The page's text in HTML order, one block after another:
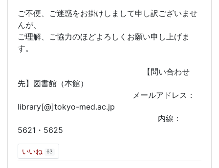
ご不便、ご迷惑をお掛けしまして申し訳ございませ
んが、
ご理解、ご協力のほどよろしくお願い申し上げま
す。
【問い合わせ
先】図書館（本館）
メールアドレス：
library[@]tokyo-med.ac.jp
内線：
5621・5625
いいね 63